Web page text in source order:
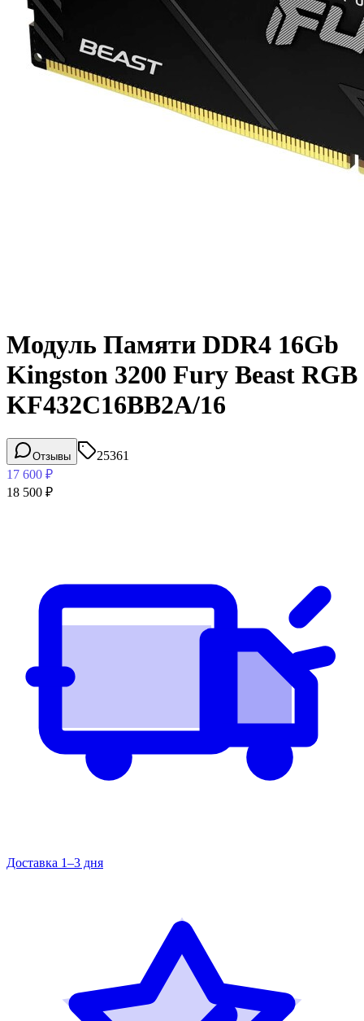
Модуль Памяти DDR4 16Gb
Kingston 3200 Fury Beast RGB
KF432C16BB2A/16
Отзывы
25361
17 600 ₽
18 500 ₽
Доставка 1–3 дня